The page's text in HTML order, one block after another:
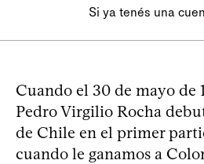
Si ya tenés una
Cuando el 30 de mayo de
Pedro Virgilio Rocha
de Chile en el primer
cuando le ganamos a